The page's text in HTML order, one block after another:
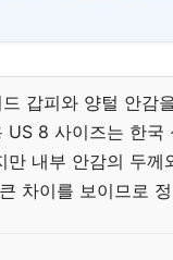
갑피와 양털 안감
8 사이즈는 한국
내부 안감의 두께
차이를 보이므로